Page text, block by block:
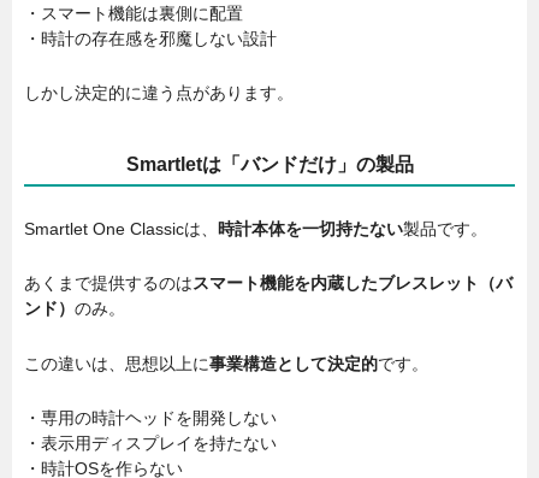
・スマート機能は裏側に配置
・時計の存在感を邪魔しない設計
しかし決定的に違う点があります。
Smartletは「バンドだけ」の製品
Smartlet One Classicは、 時計本体を一切持たない製品です。
あくまで提供するのはスマート機能を内蔵したブレスレット（バ
ンド） のみ。
この違いは、思想以上に事業構造として決定的です。
・専用の時計ヘッドを開発しない
・表示用ディスプレイを持たない
・時計OSを作らない